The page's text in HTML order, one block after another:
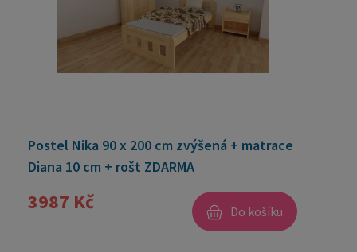
Postel Nika 90 x 200 cm zvýšená + matrace
Diana 10 cm + rošt ZDARMA
3987 Kč Do košíku